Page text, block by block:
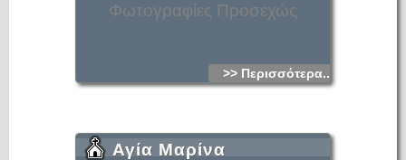
Φωτογραφίες Προσεχώς
>> Περισσότερα...
Αγία Μαρίνα